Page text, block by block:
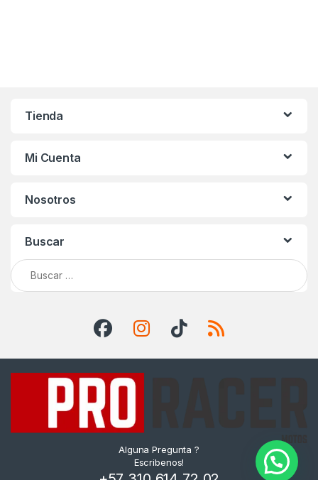
Tienda
Mi Cuenta
Nosotros
Buscar
Buscar:
Alguna Pregunta ?
Escribenos!